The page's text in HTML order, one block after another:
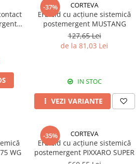
-37% CORTEVA
Erbicid cu acțiune sistemică
postemergent MUSTANG
127,65 Lei
de la 81,03 Lei
IN STOC
VEZI VARIANTE
WG
-35% CORTEVA
Erbicid cu acțiune sistemică
postemergent PIXXARO SUPER